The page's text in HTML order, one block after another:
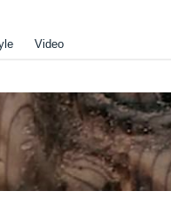
Video